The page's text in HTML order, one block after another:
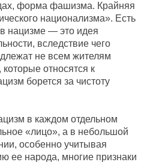
форма фашизма. Крайняя
национализма». Есть
нацизме — это идея
вследствие чего
не всем жителям
которые относятся к
борется за чистоту
в каждом отдельном
«лицо», а в небольшой
особенно учитывая
ее народа, многие признаки